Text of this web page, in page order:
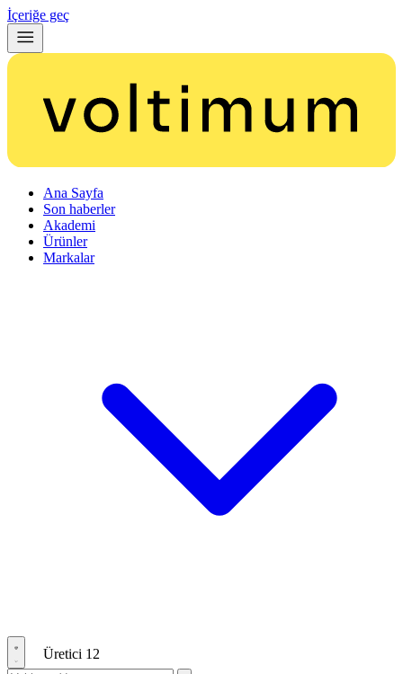
İçeriğe geç
Ana Sayfa
Son haberler
Akademi
Ürünler
Markalar
Üretici 12